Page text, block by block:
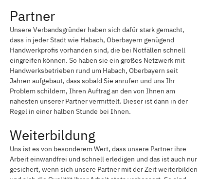
Partner
Unsere Verbandsgründer haben sich dafür stark gemacht,
dass in jeder Stadt wie Habach, Oberbayern genügend
Handwerkprofis vorhanden sind, die bei Notfällen schnell
eingreifen können. So haben sie ein großes Netzwerk mit
Handwerksbetrieben rund um Habach, Oberbayern seit
Jahren aufgebaut, dass sobald Sie anrufen und uns Ihr
Problem schildern, Ihren Auftrag an den von Ihnen am
nähesten unserer Partner vermittelt. Dieser ist dann in der
Regel in einer halben Stunde bei Ihnen.
Weiterbildung
Uns ist es von besonderem Wert, dass unsere Partner ihre
Arbeit einwandfrei und schnell erledigen und das ist auch nur
gesichert, wenn sich unsere Partner mit der Zeit weiterbilden